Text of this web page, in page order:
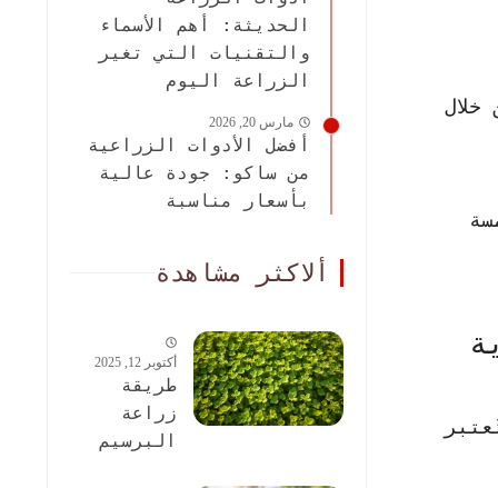
الحديثة: أهم الأسماء
والتقنيات التي تغير
الزراعة اليوم
مارس 20, 2026
أفضل الأدوات الزراعية
من ساكو: جودة عالية
بأسعار مناسبة
ألاكثر مشاهدة
أكتوبر 12, 2025
طريقة
زراعة
البرسيم